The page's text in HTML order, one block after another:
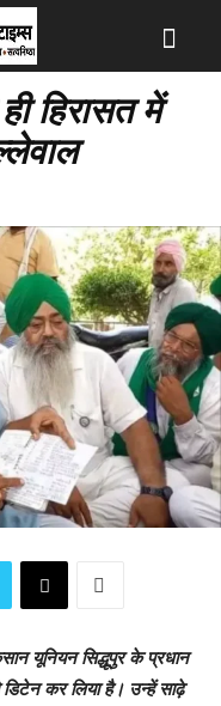
हिरासत में
यूनियन सिद्धूपुर के प्रधान
कर लिया है। उन्हें साढ़े